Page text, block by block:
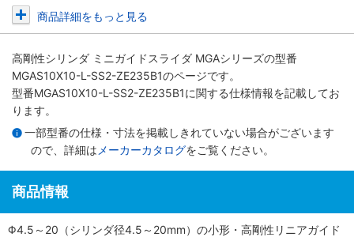
商品詳細をもっと見る
高剛性シリンダ ミニガイドスライダ MGAシリーズの型番
MGAS10X10-L-SS2-ZE235B1のページです。
型番MGAS10X10-L-SS2-ZE235B1に関する仕様情報を記載してお
ります。
一部型番の仕様・寸法を掲載しきれていない場合がございます
ので、詳細は メーカーカタログをご覧ください。
商品情報
Φ4.5～20（シリンダ径4.5～20mm）の小形・高剛性リニアガイド